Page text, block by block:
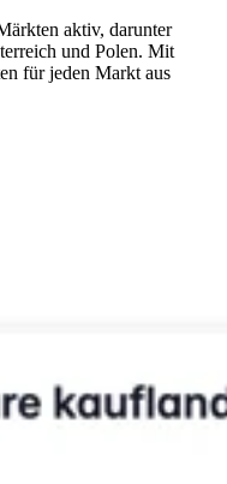
aktiv, darunter
und Polen. Mit
für jeden Markt aus